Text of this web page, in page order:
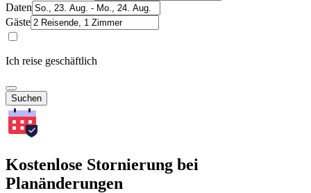
Daten
Gäste
Ich reise geschäftlich
Suchen
Kostenlose Stornierung bei
Planänderungen